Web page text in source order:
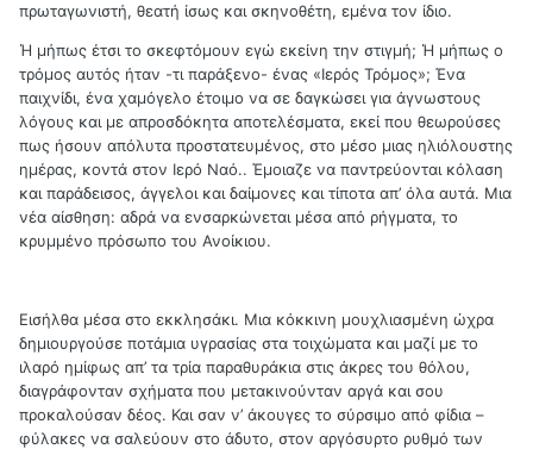
πρωταγωνιστή, θεατή ίσως και σκηνοθέτη, εμένα τον ίδιο.
Ή μήπως έτσι το σκεφτόμουν εγώ εκείνη την στιγμή; Ή μήπως ο
τρόμος αυτός ήταν -τι παράξενο- ένας «Ιερός Τρόμος»; Ένα
παιχνίδι, ένα χαμόγελο έτοιμο να σε δαγκώσει για άγνωστους
λόγους και με απροσδόκητα αποτελέσματα, εκεί που θεωρούσες
πως ήσουν απόλυτα προστατευμένος, στο μέσο μιας ηλιόλουστης
ημέρας, κοντά στον Ιερό Ναό.. Έμοιαζε να παντρεύονται κόλαση
και παράδεισος, άγγελοι και δαίμονες και τίποτα απ’ όλα αυτά. Μια
νέα αίσθηση: αδρά να ενσαρκώνεται μέσα από ρήγματα, το
κρυμμένο πρόσωπο του Ανοίκιου.
Εισήλθα μέσα στο εκκλησάκι. Μια κόκκινη μουχλιασμένη ώχρα
δημιουργούσε ποτάμια υγρασίας στα τοιχώματα και μαζί με το
ιλαρό ημίφως απ’ τα τρία παραθυράκια στις άκρες του θόλου,
διαγράφονταν σχήματα που μετακινούνταν αργά και σου
προκαλούσαν δέος. Και σαν ν’ άκουγες το σύρσιμο από φίδια –
φύλακες να σαλεύουν στο άδυτο, στον αργόσυρτο ρυθμό των